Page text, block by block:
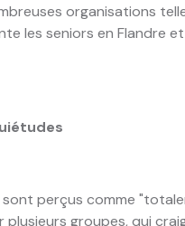
organisations
les seniors en Flandre
perçus comme
groupes, qui